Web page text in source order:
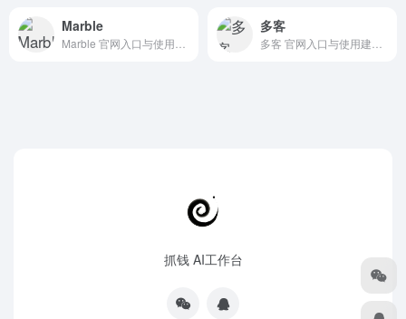
Marble 多客
抓钱 AI工作台